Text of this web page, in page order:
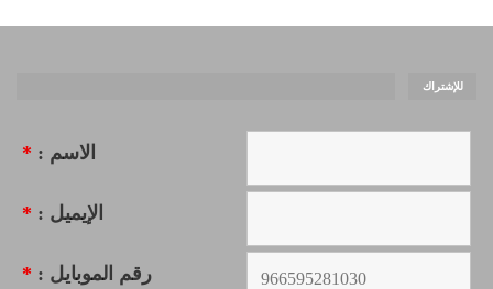
للإشتراك
الاسم : *
الإيميل : *
رقم الموبايل : *